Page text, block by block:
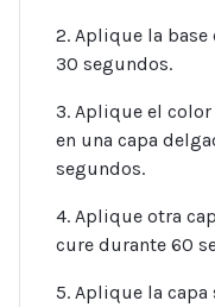
2. Aplique la
30 segundos.
3. Aplique el
en una capa
segundos.
4. Aplique otra
cure durante 60
5. Aplique la